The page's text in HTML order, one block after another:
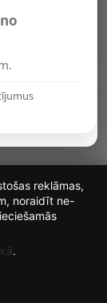
reklāmas,
noraidīt ne-
.